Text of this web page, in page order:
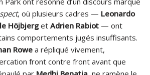
, où plusieurs cadres — Leonardo
Höjbjerget Adrien Rabiot — ont
comportements jugés insuffisants.
Rowe a répliqué vivement,
front contre front avant que